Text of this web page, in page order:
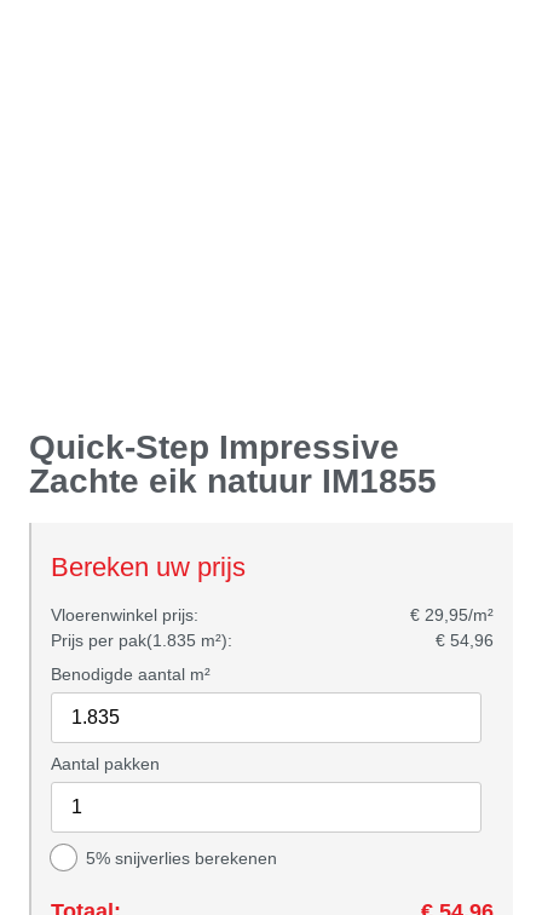
Quick-Step Impressive
Zachte eik natuur IM1855
Bereken uw prijs
Vloerenwinkel prijs:
€ 29,95/m²
Prijs per pak(1.835 m²):
€ 54,96
Benodigde aantal m²
Aantal pakken
5% snijverlies berekenen